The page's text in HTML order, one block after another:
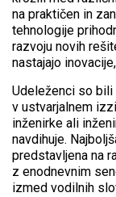
na praktičen in
tehnologije
razvoju novih
nastajajo
Udeleženci so
v ustvarjalnem
inženirke ali
navdihuje.
predstavljena na
z enodnevnim
izmed vodilnih